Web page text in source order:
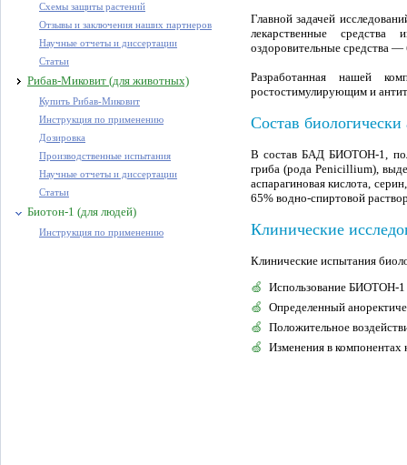
Схемы защиты растений
Отзывы и заключения наших партнеров
Научные отчеты и диссертации
Статьи
Рибав-Миковит (для животных)
Купить Рибав-Миковит
Инструкция по применению
Дозировка
Производственные испытания
Научные отчеты и диссертации
Статьи
Биотон-1 (для людей)
Инструкция по применению
Главной задачей
лекарственные средства
оздоровительные средства
Разработанная нашей
ростостимулирующим и
Состав
В состав БАД БИОТОН-1,
гриба (рода Penicillium),
аспарагиновая кислота,
65% водно-спиртовой
Клинические
Клинические испытания
Использование БИОТОН-1
Определенный
Положительное
Изменения в компонентах